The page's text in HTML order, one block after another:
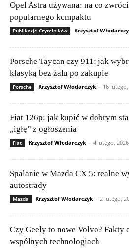
Opel Astra używana: na co
popularnego kompaktu
Publikacje Czytelników Krzysztof
Porsche Taycan czy 911: jak
klasyką bez żalu po zakupie
Porsche Krzysztof Włodarczyk - 16 lutego,
Fiat 126p: jak kupić w dobrym
„igłę” z ogłoszenia
Fiat Krzysztof Włodarczyk - 4 lutego, 2026
Spalanie w Mazda CX 5: realne
autostrady
Mazda Krzysztof Włodarczyk - 2 lutego,
Czy Geely to nowe Volvo? Fakty
wspólnych technologiach